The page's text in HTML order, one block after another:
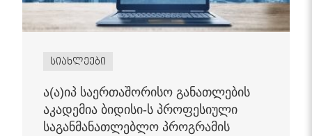
სიახლეები
ა(ა)იპ საერთაშორისო განათლების
აკადემია ბიდისი-ს პროფესიული
საგანმანათლებლო პროგრამის